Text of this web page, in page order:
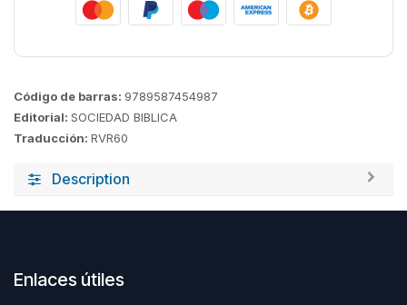
Código de barras: 9789587454987
Editorial: SOCIEDAD BIBLICA
Traducción: RVR60
Description
Enlaces útiles